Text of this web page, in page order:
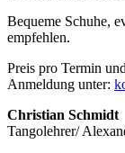
Bequeme Schuhe,
empfehlen.
Preis pro Termin
Anmeldung unter:
Christian Schmidt
Tangolehrer/